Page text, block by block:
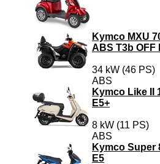
Kymco MXU
ABS T3b OFF
34 kW (46 PS)
ABS
Kymco Like II
E5+
8 kW (11 PS)
ABS
Kymco Super
E5